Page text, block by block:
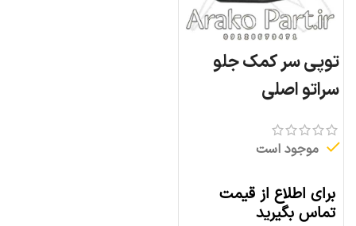
توپی سر کمک جلو
سراتو اصلی
موجود است
برای اطلاع از قیمت
تماس بگیرید